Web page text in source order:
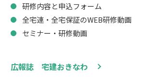
広報誌 宅建おきなわ
研修内容と申込フォーム
全宅連・全宅保証のWEB研修動画
セミナー・研修動画